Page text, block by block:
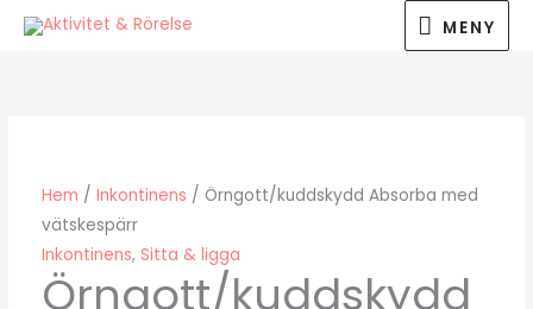
Hoppa
MENY
MENY
Hem / Inkontinens / Örngott/kuddskydd Absorba med
vätskespärr
Inkontinens, Sitta & ligga
Örngott/kuddskydd